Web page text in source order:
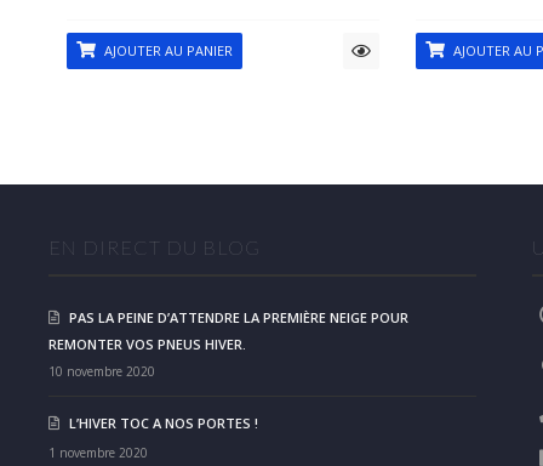
AJOUTER AU PANIER AJOUTER AU
EN DIRECT DU BLOG
PAS LA PEINE D’ATTENDRE LA PREMIÈRE NEIGE POUR
REMONTER VOS PNEUS HIVER.
10 novembre 2020
L’HIVER TOC A NOS PORTES !
1 novembre 2020